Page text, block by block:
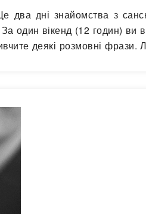
два дні знайомства з
один вікенд (12 годин) ви
деякі розмовні фрази.